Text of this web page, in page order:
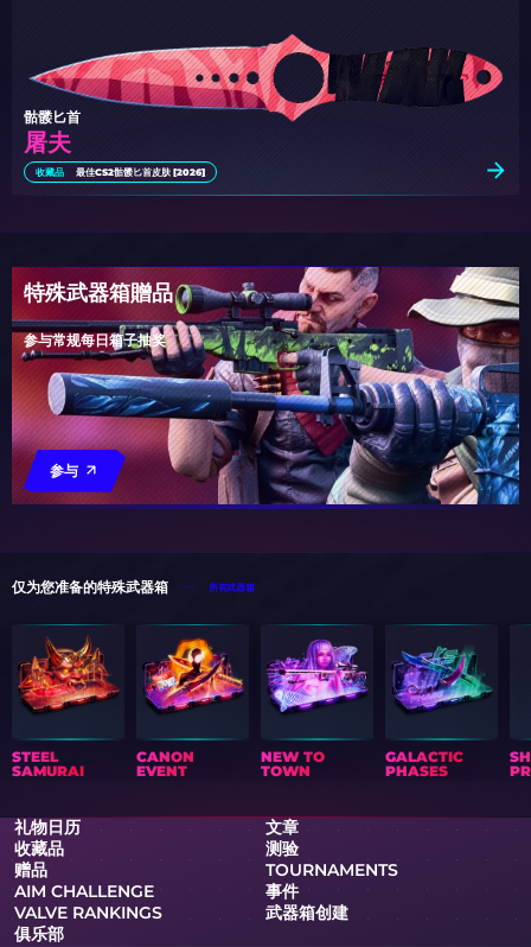
屠夫
骷髅匕首
收藏品 最佳CS2骷髅匕首皮肤 [2026]
特殊武器箱贈品
参与常规每日箱子抽奖
参与
仅为您准备的特殊武器箱 所有武器箱
STEEL
SAMURAI
CANON
EVENT
NEW TO
TOWN
GALACTIC
PHASES
礼物日历
文章
收藏品
测验
赠品
TOURNAMENTS
AIM CHALLENGE
事件
VALVE RANKINGS
武器箱创建
俱乐部